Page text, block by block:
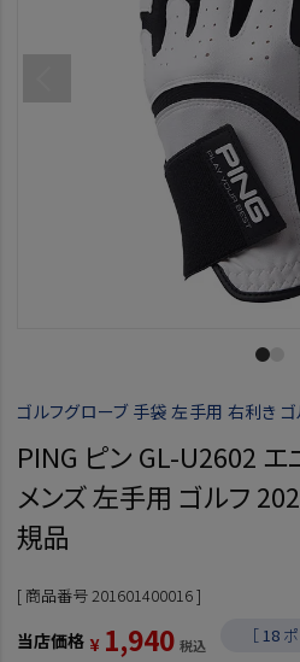
ゴルフグローブ 手袋 左手用 右利き
PING ピン GL-U2602 エ
メンズ 左手用 ゴルフ
規品
商品番号 201601400016
当店価格 ¥ 1,940 税込 ［18